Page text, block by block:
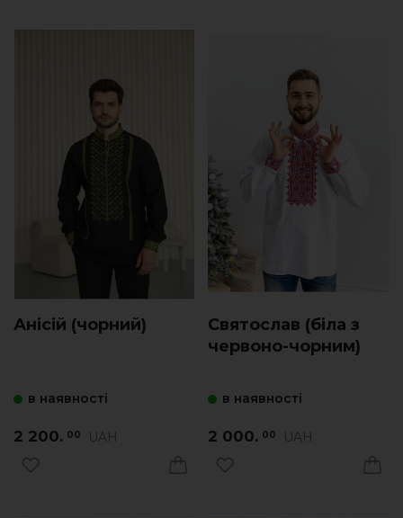
Анісій (чорний)
в наявності
2 200. 00 UAH
Святослав (біла з
червоно-чорним)
в наявності
2 000. 00 UAH